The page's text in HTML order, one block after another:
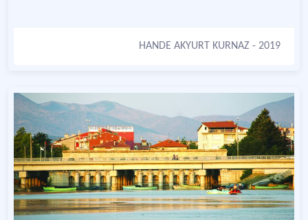
HANDE AKYURT KURNAZ - 2019